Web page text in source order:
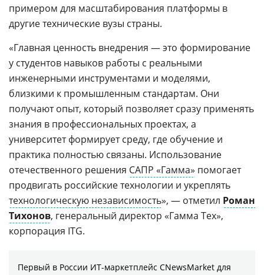
примером для масштабирования платформы в
другие технические вузы страны.
«Главная ценность внедрения — это формирование
у студентов навыков работы с реальными
инженерными инструментами и моделями,
близкими к промышленным стандартам. Они
получают опыт, который позволяет сразу применять
знания в профессиональных проектах, а
университет формирует среду, где обучение и
практика полностью связаны. Использование
отечественного решения САПР «Гамма» помогает
продвигать российские технологии и укреплять
технологическую независимость», — отметил Роман
Тихонов, генеральный директор «Гамма Тех»,
корпорация ITG.
Первый в России ИТ-маркетплейс CNewsMarket для